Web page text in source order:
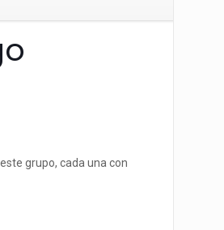
grupo, cada una con